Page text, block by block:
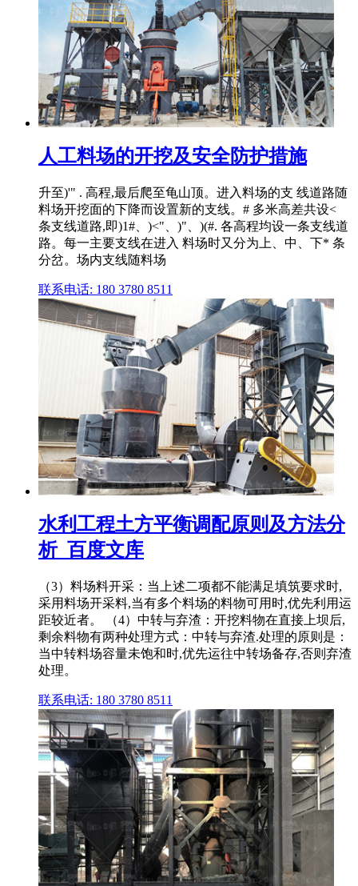
人工料场的开挖及安全防护措施
升至)'" . 高程,最后爬至龟山顶。进入料场的支 线道路随
料场开挖面的下降而设置新的支线。# 多米高差共设<
条支线道路,即)1#、)<"、)"、)(#. 各高程均设一条支线道
路。每一主要支线在进入 料场时又分为上、中、下* 条
分岔。场内支线随料场
联系电话: 180 3780 8511
水利工程土方平衡调配原则及方法分
析_百度文库
（3）料场料开采：当上述二项都不能满足填筑要求时,
采用料场开采料,当有多个料场的料物可用时,优先利用运
距较近者。 （4）中转与弃渣：开挖料物在直接上坝后,
剩余料物有两种处理方式：中转与弃渣.处理的原则是：
当中转料场容量未饱和时,优先运往中转场备存,否则弃渣
处理。
联系电话: 180 3780 8511